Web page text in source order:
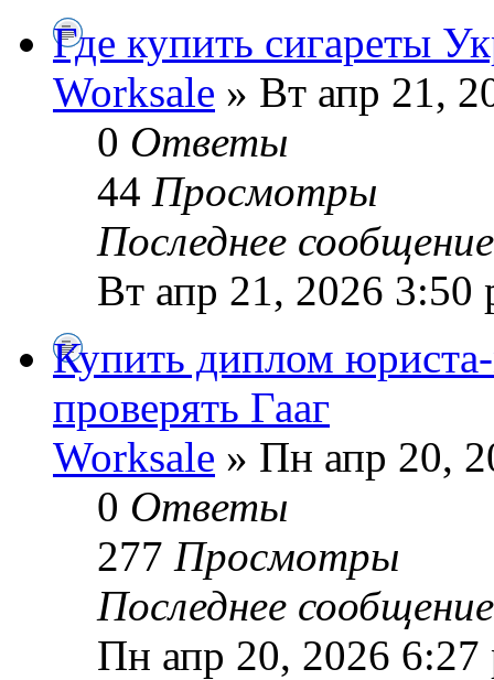
Где купить сигареты
Worksale » Вт апр 21,
0 Ответы
44 Просмотры
Последнее
Вт апр 21, 2026 3:50
Купить диплом
проверять Гааг
Worksale » Пн апр 20,
0 Ответы
277 Просмотры
Последнее
Пн апр 20, 2026 6:27